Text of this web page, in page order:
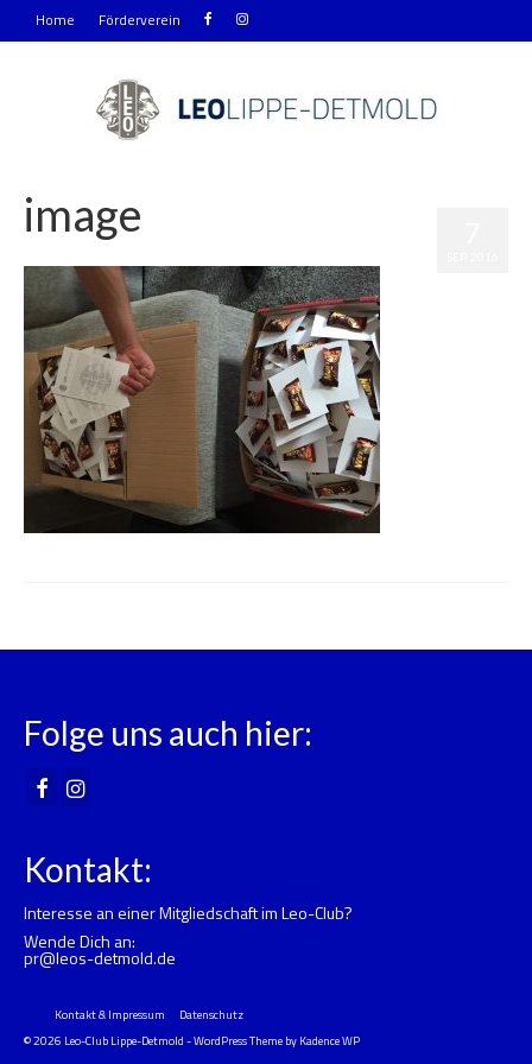
Home Förderverein
image
Folge uns auch hier:
Kontakt:
Interesse an einer Mitgliedschaft im Leo-Club?
Wende Dich an:
pr@leos-detmold.de
Kontakt & Impressum
Datenschutz
© 2026 Leo-Club Lippe-Detmold - WordPress Theme by Kadence WP